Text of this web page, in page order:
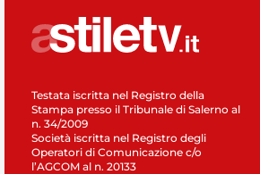
Testata iscritta nel Registro della
Stampa presso il Tribunale di Salerno al
n. 34/2009
Società iscritta nel Registro degli
Operatori di Comunicazione c/o
l’AGCOM al n. 20133